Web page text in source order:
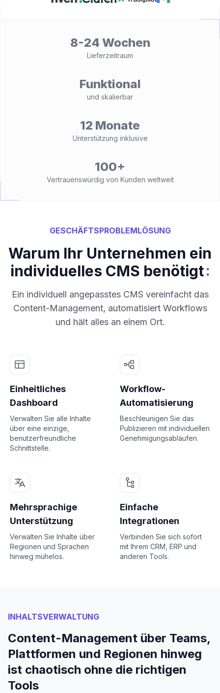
8-24 Wochen
Lieferzeitraum
Funktional
und skalierbar
12 Monate
Unterstützung inklusive
100+
Vertrauenswürdig von Kunden weltweit
GESCHÄFTSPROBLEMLÖSUNG
Warum Ihr Unternehmen ein
individuelles CMS benötigt:
Ein individuell angepasstes CMS vereinfacht das
Content-Management, automatisiert Workflows
und hält alles an einem Ort.
Einheitliches
Dashboard
Verwalten Sie alle Inhalte
über eine einzige,
benutzerfreundliche
Schnittstelle.
Workflow-
Automatisierung
Beschleunigen Sie das
Publizieren mit individuellen
Genehmigungsabläufen.
Mehrsprachige
Unterstützung
Verwalten Sie Inhalte über
Regionen und Sprachen
hinweg mühelos.
Einfache
Integrationen
Verbinden Sie sich sofort
mit Ihrem CRM, ERP und
anderen Tools.
INHALTSVERWALTUNG
Content-Management über Teams,
Plattformen und Regionen hinweg
ist chaotisch ohne die richtigen
Tools